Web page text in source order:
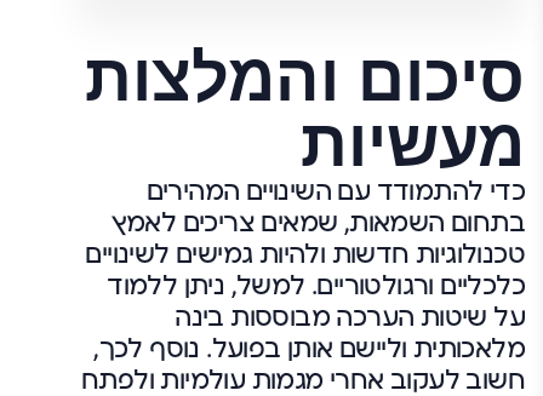
סיכום והמלצות
מעשיות
כדי להתמודד עם השינויים המהירים
בתחום השמאות, שמאים צריכים לאמץ
טכנולוגיות חדשות ולהיות גמישים לשינויים
כלכליים ורגולטוריים. למשל, ניתן ללמוד
על שיטות הערכה מבוססות בינה
מלאכותית וליישם אותן בפועל. נוסף לכך,
חשוב לעקוב אחרי מגמות עולמיות ולפתח